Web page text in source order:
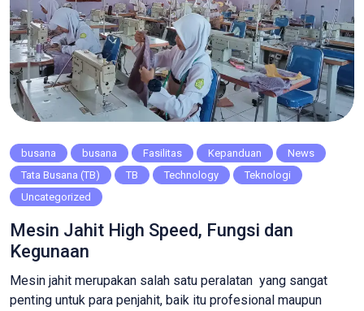
busana busana Fasilitas Kepanduan
News
Tata Busana (TB)
TB Technology
Teknologi
Uncategorized
Mesin Jahit High Speed, Fungsi dan
Kegunaan
Mesin jahit merupakan salah satu peralatan yang sangat
penting untuk para penjahit, baik itu profesional maupun